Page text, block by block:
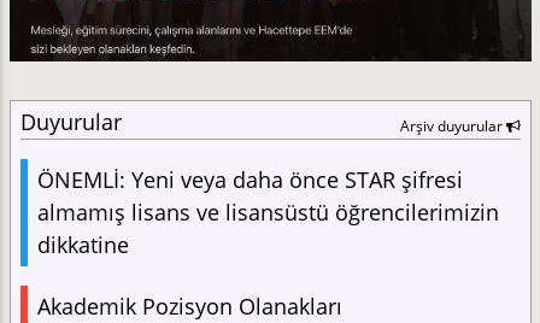
Duyurular Arşiv duyurular
ÖNEMLİ: Yeni veya daha önce STAR şifresi
almamış lisans ve lisansüstü öğrencilerimizin
dikkatine
Akademik Pozisyon Olanakları